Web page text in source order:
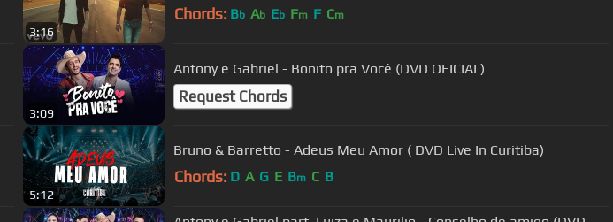
3:16
Chords: Bb Ab Eb Fm F Cm
3:09
Antony e Gabriel - Bonito pra Você (DVD OFICIAL)
Request Chords
5:12
Bruno & Barretto - Adeus Meu Amor ( DVD Live In Curitiba)
Chords: D A G E Bm C B